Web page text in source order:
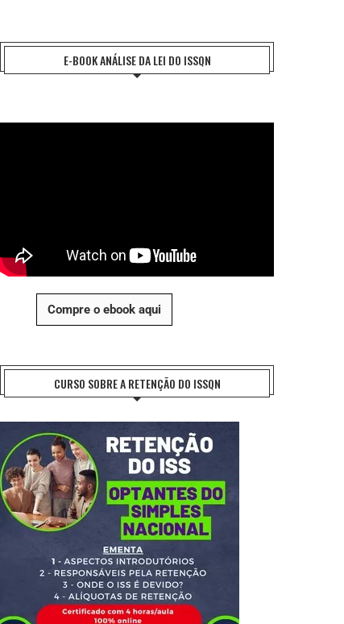
E-BOOK ANÁLISE DA LEI DO ISSQN
Compre o ebook aqui
CURSO SOBRE A RETENÇÃO DO ISSQN